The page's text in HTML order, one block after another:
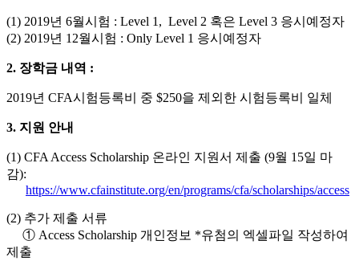
(1) 2019년 6월시험 : Level 1, Level 2 혹은 Level 3 응시예정자
(2) 2019년 12월시험 : Only Level 1 응시예정자
2. 장학금 내역 :
2019년 CFA시험등록비 중 $250을 제외한 시험등록비 일체
3. 지원 안내
(1) CFA Access Scholarship 온라인 지원서 제출 (9월 15일 마
감):
https://www.cfainstitute.org/en/programs/cfa/scholarships/access
(2) 추가 제출 서류
① Access Scholarship 개인정보 *유첨의 엑셀파일 작성하여
제출